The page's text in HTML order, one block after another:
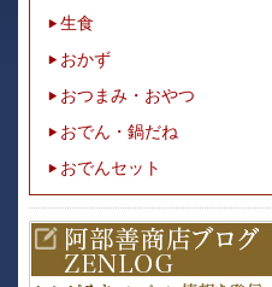
生食
おかず
おつまみ・おやつ
おでん・鍋だね
おでんセット